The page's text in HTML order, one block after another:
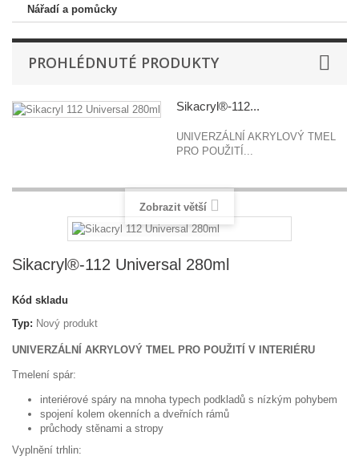
Nářadí a pomůcky
PROHLÉDNUTÉ PRODUKTY
Sikacryl®-112...
UNIVERZÁLNÍ AKRYLOVÝ TMEL
PRO POUŽITÍ...
Zobrazit větší
Sikacryl®-112 Universal 280ml
Kód skladu
Typ: Nový produkt
UNIVERZÁLNÍ AKRYLOVÝ TMEL PRO POUŽITÍ V INTERIÉRU
Tmelení spár:
interiérové spáry na mnoha typech podkladů s nízkým pohybem
spojení kolem okenních a dveřních rámů
průchody stěnami a stropy
Vyplnění trhlin: